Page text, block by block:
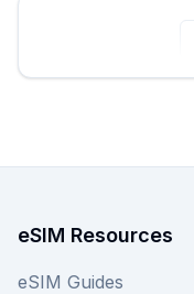
eSIM Resources
eSIM Guides